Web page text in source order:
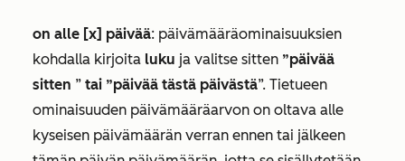
on alle [x] päivää: päivämääräominaisuuksien
kohdalla kirjoita luku ja valitse sitten ”päivää
sitten ” tai ”päivää tästä päivästä”. Tietueen
ominaisuuden päivämääräarvon on oltava alle
kyseisen päivämäärän verran ennen tai jälkeen